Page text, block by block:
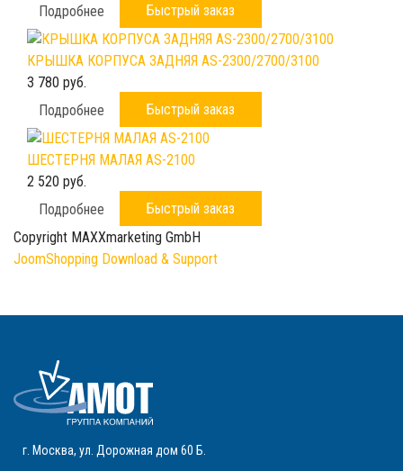
Подробнее
Быстрый заказ
КРЫШКА КОРПУСА ЗАДНЯЯ AS-2300/2700/3100
3 780 руб.
Подробнее
Быстрый заказ
ШЕСТЕРНЯ МАЛАЯ AS-2100
2 520 руб.
Подробнее
Быстрый заказ
Copyright MAXXmarketing GmbH
JoomShopping Download & Support
г. Москва, ул. Дорожная дом 60 Б